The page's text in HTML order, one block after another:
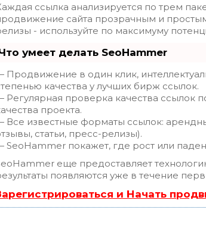
ссылка анализируется по трем
сайта прозрачным и
- используйте по максимуму
умеет делать SeoHammer
Продвижение в один клик,
качества у лучших бирж ссылок.
Регулярная проверка качества ссылок
проекта.
Все известные форматы ссылок:
статьи, пресс-релизы).
SeoHammer покажет, где рост или
еще предоставляет
появляются уже в течение
и Начать